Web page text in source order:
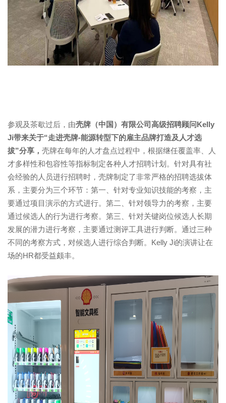
参观及茶歇过后，由壳牌（中国）有限公司高级招聘顾问Kelly
Ji带来关于“走进壳牌-能源转型下的雇主品牌打造及人才选
拔”分享， 壳牌在每年的人才盘点过程中，根据继任覆盖率、人
才多样性和包容性等指标制定各种人才招聘计划。针对具有社
会经验的人员进行招聘时，壳牌制定了非常严格的招聘选拔体
系，主要分为三个环节：第一、针对专业知识技能的考察，主
要通过项目演示的方式进行。第二、针对领导力的考察，主要
通过候选人的行为进行考察。第三、针对关键岗位候选人长期
发展的潜力进行考察，主要通过测评工具进行判断。通过三种
不同的考察方式，对候选人进行综合判断。Kelly Ji的演讲让在
场的HR都受益颇丰。